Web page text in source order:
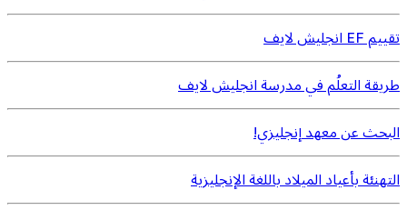
تقييم EF انجليش لايف
طريقة التعلُم في مدرسة انجليش لايف
البحث عن معهد إنجليزي!
التهنئة بأعياد الميلاد باللغة الإنجليزية